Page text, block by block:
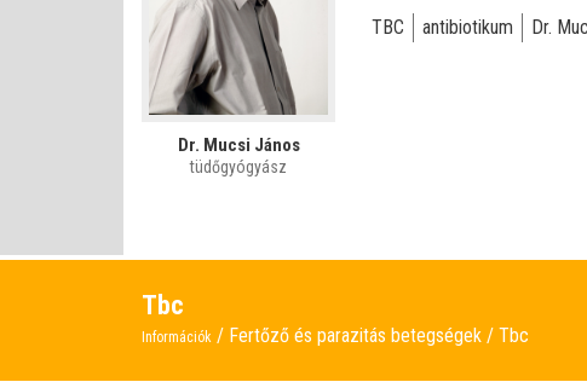
Dr. Mucsi János
tüdőgyógyász
TBC antibiotikum Dr.
Tbc
Információk Fertőző és parazitás betegségek Tbc